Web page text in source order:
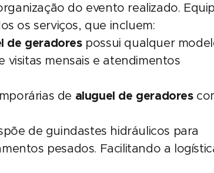
do evento realizado.
os serviços, que incluem:
de geradorespossui qualquer
mensais e atendimentos
de aluguel de geradores
de guindastes hidráulicos para
pesados. Facilitando a